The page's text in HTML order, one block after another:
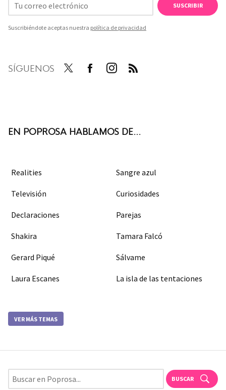
SUSCRIBIR
Suscribiéndote aceptas nuestra política de privacidad
SÍGUENOS
EN POPROSA HABLAMOS DE...
Realities Sangre azul
Televisión Curiosidades
Declaraciones Parejas
Shakira Tamara Falcó
Gerard Piqué Sálvame
Laura Escanes La isla de las tentaciones
VER MÁS TEMAS
BUSCAR